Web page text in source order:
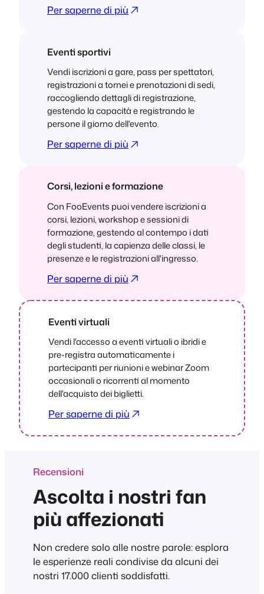
Per saperne di più
Eventi sportivi
Vendi iscrizioni a gare, pass per spettatori,
registrazioni a tornei e prenotazioni di sedi,
raccogliendo dettagli di registrazione,
gestendo la capacità e registrando le
persone il giorno dell'evento.
Per saperne di più
Corsi, lezioni e formazione
Con FooEvents puoi vendere iscrizioni a
corsi, lezioni, workshop e sessioni di
formazione, gestendo al contempo i dati
degli studenti, la capienza delle classi, le
presenze e le registrazioni all'ingresso.
Per saperne di più
Eventi virtuali
Vendi l'accesso a eventi virtuali o ibridi e
pre-registra automaticamente i
partecipanti per riunioni e webinar Zoom
occasionali o ricorrenti al momento
dell'acquisto dei biglietti.
Per saperne di più
Recensioni
Ascolta i nostri fan
più affezionati
Non credere solo alle nostre parole: esplora
le esperienze reali condivise da alcuni dei
nostri 17.000 clienti soddisfatti.